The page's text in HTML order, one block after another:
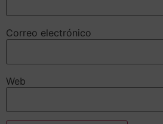
Correo electrónico
Web